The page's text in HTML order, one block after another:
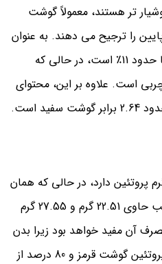
تر هستند، معمولاً گوشت
را ترجیح می دهند. به عنوان
مثال، محتوای چربی در مرغ تنها حدود 11٪ است، در حالی که
خوک حاوی حدود 45٪ چربی است. علاوه بر این، محتوای
است.
گرم سینه مرغ حدود 29.80 گرم پروتئین دارد، در حالی که همان
مقدار گوشت بره و خوک به ترتیب حاوی 22.51 گرم و 27.55 گرم
آن مفید خواهد بود زیرا بدن
شما می تواند تنها 74 درصد از پروتئین گوشت قرمز و 80 درصد از